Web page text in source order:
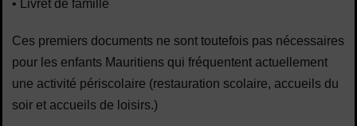
• Livret de famille
Ces premiers documents ne sont toutefois pas nécessaires
pour les enfants Mauritiens qui fréquentent actuellement
une activité périscolaire (restauration scolaire, accueils du
soir et accueils de loisirs.)